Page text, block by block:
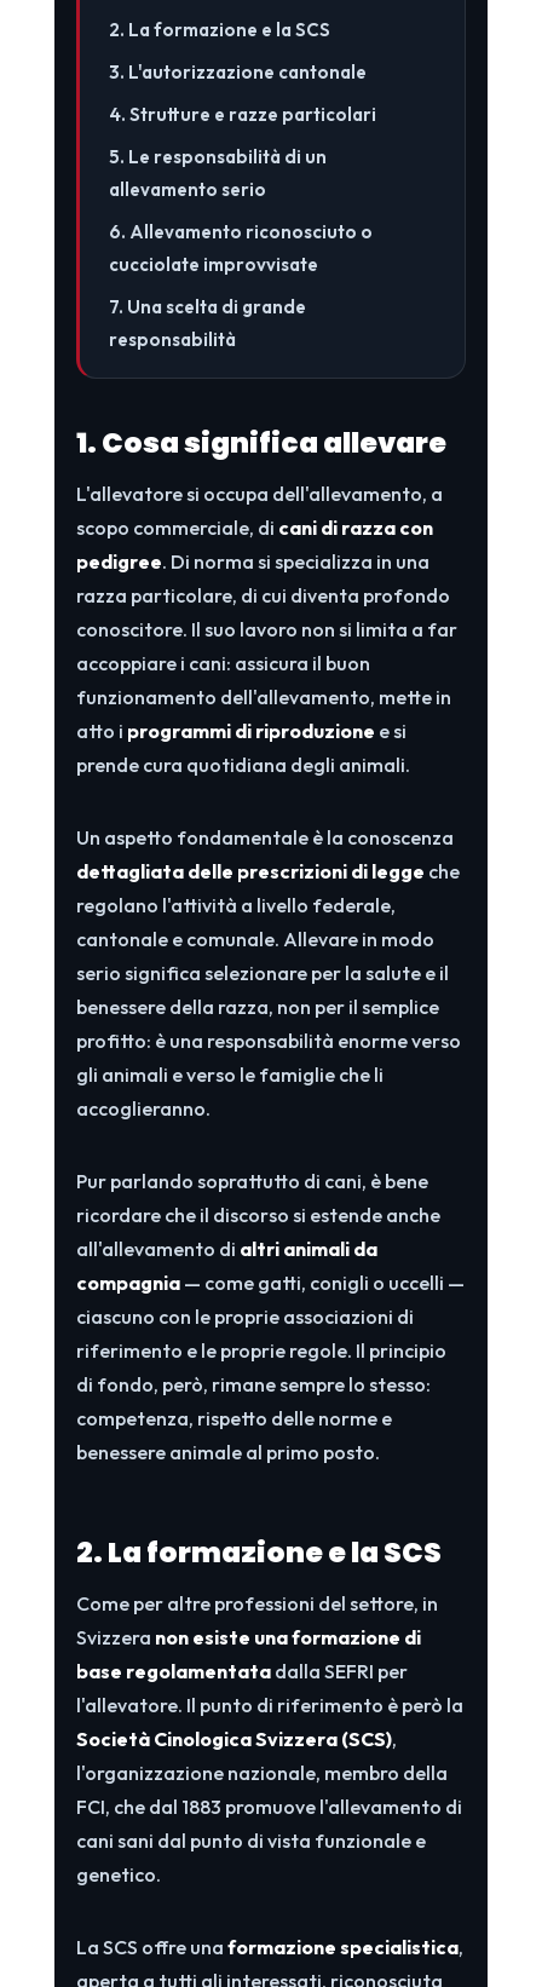
2. La formazione e la SCS
3. L'autorizzazione cantonale
4. Strutture e razze particolari
5. Le responsabilità di un
allevamento serio
6. Allevamento riconosciuto o
cucciolate improvvisate
7. Una scelta di grande
responsabilità
1. Cosa significa allevare
L'allevatore si occupa dell'allevamento, a
scopo commerciale, di cani di razza con
pedigree. Di norma si specializza in una
razza particolare, di cui diventa profondo
conoscitore. Il suo lavoro non si limita a far
accoppiare i cani: assicura il buon
funzionamento dell'allevamento, mette in
atto i programmi di riproduzione e si
prende cura quotidiana degli animali.
Un aspetto fondamentale è la conoscenza
dettagliata delle prescrizioni di legge che
regolano l'attività a livello federale,
cantonale e comunale. Allevare in modo
serio significa selezionare per la salute e il
benessere della razza, non per il semplice
profitto: è una responsabilità enorme verso
gli animali e verso le famiglie che li
accoglieranno.
Pur parlando soprattutto di cani, è bene
ricordare che il discorso si estende anche
all'allevamento di altri animali da
compagnia— come gatti, conigli o uccelli —
ciascuno con le proprie associazioni di
riferimento e le proprie regole. Il principio
di fondo, però, rimane sempre lo stesso:
competenza, rispetto delle norme e
benessere animale al primo posto.
2. La formazione e la SCS
Come per altre professioni del settore, in
Svizzera non esiste una formazione di
base regolamentatadalla SEFRI per
l'allevatore. Il punto di riferimento è però la
Società Cinologica Svizzera (SCS),
l'organizzazione nazionale, membro della
FCI, che dal 1883 promuove l'allevamento di
cani sani dal punto di vista funzionale e
genetico.
La SCS offre una formazione specialistica,
aperta a tutti gli interessati, riconosciuta